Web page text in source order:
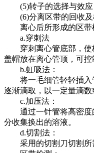
(5)转子的选择与效应
(6)分离区带的回收及
离心后所形成的区带
a.穿刺法
穿刺离心管底部，使
盖帽放在离心管顶，可控
b.虹吸法：
将一毛细管轻轻插入
逐渐滴取，以一定量滴数
c.加压法：
通过一针管将高密度
分收集换出的溶液。
d.切割法：
采用的切割刀切割所